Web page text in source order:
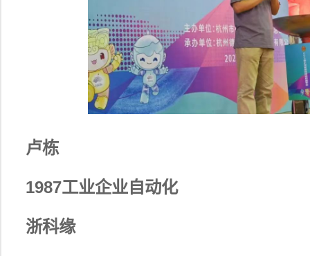
卢栋
1987工业企业自动化
浙科缘